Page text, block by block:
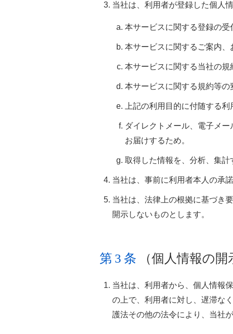
当社は、利用者が登録した個人
本サービスに関する登録の受
本サービスに関するご案内、
本サービスに関する当社の規
本サービスに関する規約等の
上記の利用目的に付随する利
ダイレクトメール、電子メ
お届けするため。
取得した情報を、分析、集計
当社は、事前に利用者本人の承
当社は、法律上の根拠に基づき
開示しないものとします。
第3条 （個人情報の開
当社は、利用者から、個人情報
の上で、利用者に対し、遅滞な
護法その他の法令により、当社